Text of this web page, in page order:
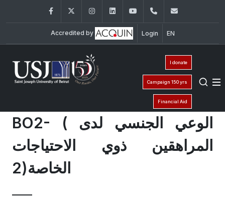
FacebookTwitter InstagramLinkedInYouTube+961 (1) 421 586
Accredited by Login EN
I donate
Campaign 150 yrs
Financial Aid
BO2- ( الوعي الجنسي لدى
المراهقين ذوي الاحتياجات
الخاصة(2